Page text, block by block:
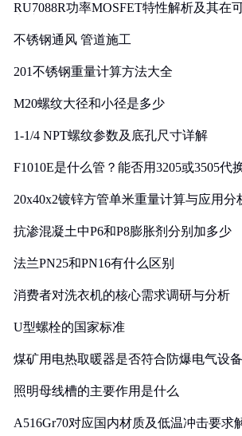
RU7088R功率MOSFET特性解析及其在
不锈钢通风 管道施工
201不锈钢重量计算方法大全
M20螺纹大径和小径是多少
1-1/4 NPT螺纹参数及底孔尺寸详解
F1010E是什么管？能否用3205或3505代
20x40x2镀锌方管单米重量计算与应用分
抗渗混凝土中P6和P8膨胀剂分别加多少
法兰PN25和PN16有什么区别
消费者对洗衣机的核心需求调研与分析
U型螺栓的国家标准
煤矿用电热取暖器是否符合防爆电气设
照明母线槽的主要作用是什么
A516Gr70对应国内材质及低温冲击要求